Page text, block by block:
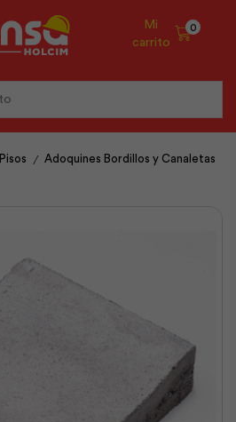
Mi
carrito
0
Pisos / Adoquines Bordillos y Canaletas